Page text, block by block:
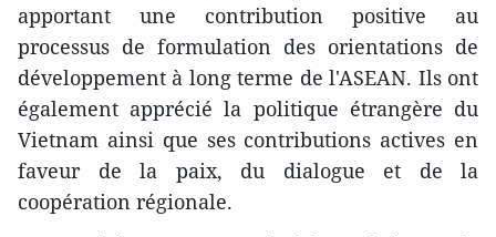
apportant une contribution positive au
processus de formulation des orientations de
développement à long terme de l'ASEAN. Ils ont
également apprécié la politique étrangère du
Vietnam ainsi que ses contributions actives en
faveur de la paix, du dialogue et de la
coopération régionale.